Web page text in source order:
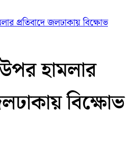
প্রতিবাদে জলঢাকায় বিক্ষোভ
হামলার
বিক্ষোভ